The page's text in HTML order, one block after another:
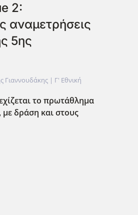
2:
αναμετρήσεις
5ης
Γιαννουδάκης | Γ' Εθνική
το πρωτάθλημα
δράση και στους